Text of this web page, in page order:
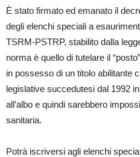
È stato firmato ed emanato il
degli elenchi speciali a
TSRM-PSTRP, stabilito dalla
norma è quello di tutelare il
in possesso di un titolo abilitante
legislative succedutesi dal 1992
all’albo e quindi sarebbero
sanitaria.
Potrà iscriversi agli elenchi